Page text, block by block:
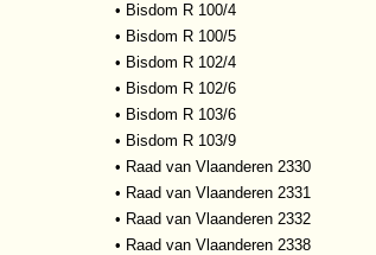
• Bisdom R 100/4
• Bisdom R 100/5
• Bisdom R 102/4
• Bisdom R 102/6
• Bisdom R 103/6
• Bisdom R 103/9
• Raad van Vlaanderen 2330
• Raad van Vlaanderen 2331
• Raad van Vlaanderen 2332
• Raad van Vlaanderen 2338